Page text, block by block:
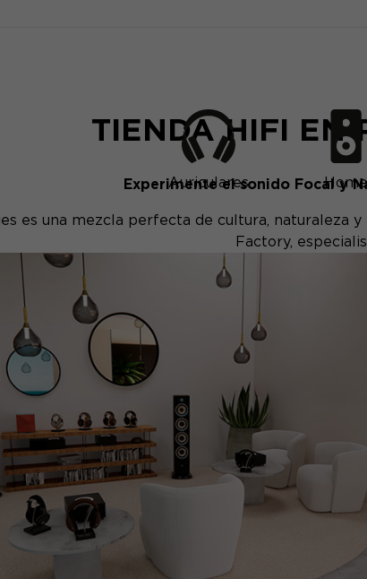
TIENDA HIFI EN
Experimente el sonido Focal y
Auriculares Home
es una mezcla perfecta de cultura, naturaleza
Factory,